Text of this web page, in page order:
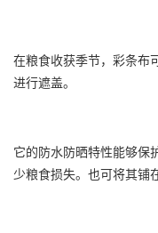
在粮食收获季节，彩条布
进行遮盖。
它的防水防晒特性能够保
少粮食损失。也可将其铺